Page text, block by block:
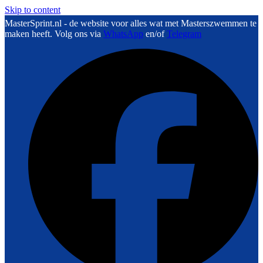
Skip to content
MasterSprint.nl - de website voor alles wat met Masterszwemmen te
maken heeft. Volg ons via WhatsApp en/ofTelegram